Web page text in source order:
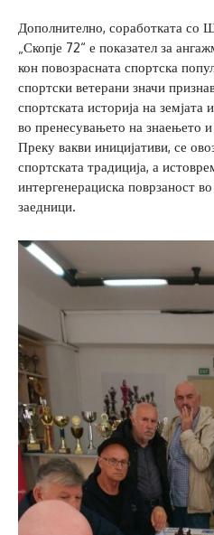
Дополнително, соработката со
„Скопје 72“ е показател за
кон повозрасната спортска
спортски ветерани значи
спортската историја на земјата
во пренесувањето на знаењето
Преку вакви иницијативи, се
спортската традиција, а
интергенерациска поврзаност
заедници.